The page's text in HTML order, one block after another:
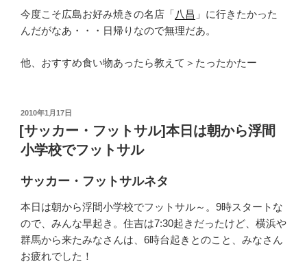
今度こそ広島お好み焼きの名店「八昌 」に行きたかった
んだがなあ・・・日帰りなので無理だあ。
他、おすすめ食い物あったら教えて＞たったかたー
投
稿
日:
2010年1月17日
[サッカー・フットサル]本日は朝から浮間
小学校でフットサル
サッカー・フットサルネタ
本日は朝から浮間小学校でフットサル～。9時スタートな
ので、みんな早起き。住吉は7:30起きだったけど、横浜や
群馬から来たみなさんは、6時台起きとのこと、みなさん
お疲れでした！